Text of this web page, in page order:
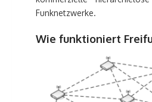
Funknetzwerke.
Wie funktioniert